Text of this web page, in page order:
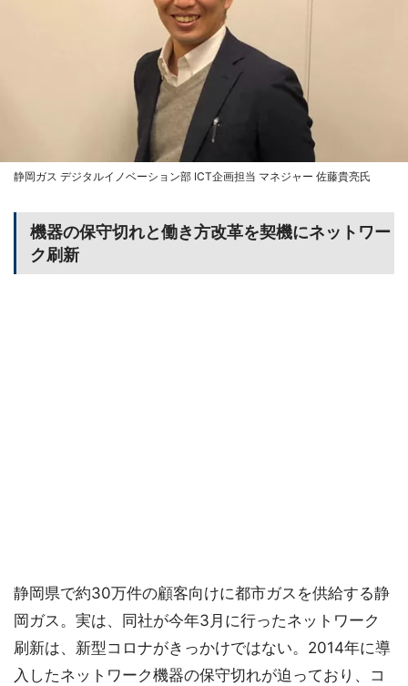
静岡ガス デジタルイノベーション部 ICT企画担当 マネジャー 佐藤貴亮氏
機器の保守切れと働き方改革を契機にネットワー
ク刷新
静岡県で約30万件の顧客向けに都市ガスを供給する静
岡ガス。実は、同社が今年3月に行ったネットワーク
刷新は、新型コロナがきっかけではない。2014年に導
入したネットワーク機器の保守切れが迫っており、コ